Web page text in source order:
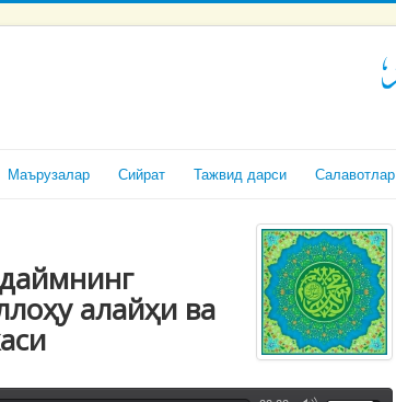
Маърузалар Сийрат Тажвид дарси Салавотлар
алайҳи ва